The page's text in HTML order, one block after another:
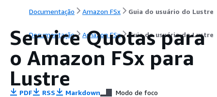
Documentação Amazon FSx Guia do usuário do Lustre
Documentação Amazon FSx Guia do usuário do Lustre
Service Quotas para
o Amazon FSx para
Lustre
PDF RSS Markdown Modo de foco